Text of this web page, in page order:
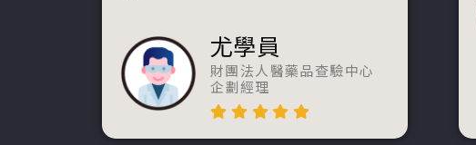
尤學員
財團法人醫藥品查驗中心
企劃經理